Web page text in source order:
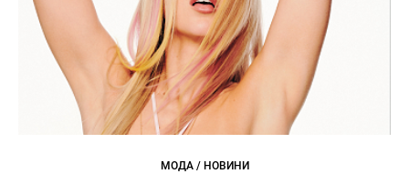
МОДА / НОВИНИ